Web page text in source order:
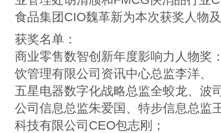
食品集团CIO魏革新为本次获奖人物
获奖名单：
商业零售数智创新年度影响力人物奖
饮管理有限公司资讯中心总监李洋、
五星电器数字化战略总监全蛟龙、波
公司信息总监朱爱国、特步信息总监
科技有限公司CEO包志刚；